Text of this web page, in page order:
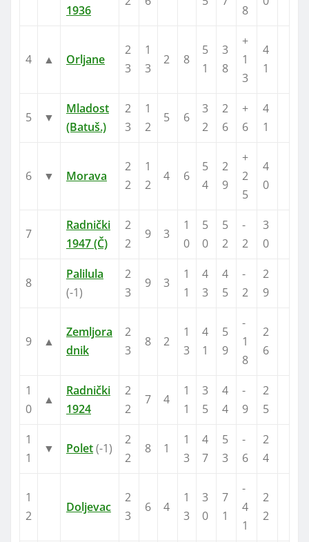
1936
8
4 ▲ Orljane
2
3
1
3
2 8
5
1
3
8
+
1
3
4
1
5 ▼
Mladost
(Batuš.)
2
3
1
2
5 6
3
2
2
6
+
6
4
1
6 ▼ Morava
2
2
1
2
4 6
5
4
2
9
+
2
5
4
0
7
Radnički
1947 (Č)
2
2
9 3
1
0
5
0
5
2
-
2
3
0
8
Palilula
(-1)
2
3
9 3
1
1
4
3
4
5
-
2
2
9
9 ▲
Zemljora
dnik
2
3
8 2
1
3
4
1
5
9
-
1
8
2
6
1
0
▲
Radnički
1924
2
2
7 4
1
1
3
5
4
4
-
9
2
5
1
1
▼ Polet(-1)
2
2
8 1
1
3
4
7
5
3
-
6
2
4
1
2
Doljevac
2
3
6 4
1
3
3
0
7
1
-
4
1
2
2